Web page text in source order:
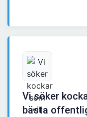
Vi söker
bästa